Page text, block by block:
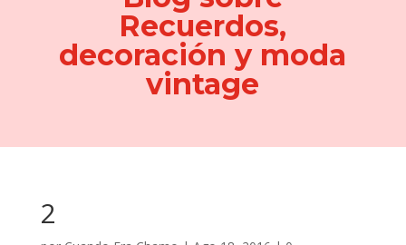
Recuerdos,
decoración y moda
vintage
2